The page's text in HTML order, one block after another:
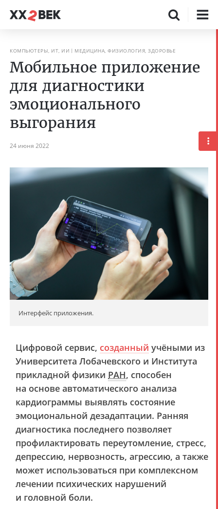
КОМПЬЮТЕРЫ, ИТ, ИИ МЕДИЦИНА, ФИЗИОЛОГИЯ, ЗДОРОВЬЕ
Мобильное приложение
для диагностики
эмоционального
выгорания
24 июня 2022
Интерфейс приложения.
Цифровой сервис, созданный учёными из
Университета Лобачевского и Института
прикладной физики РАН, способен
на основе автоматического анализа
кардиограммы выявлять состояние
эмоциональной дезадаптации. Ранняя
диагностика последнего позволяет
профилактировать переутомление, стресс,
депрессию, нервозность, агрессию, а также
может использоваться при комплексном
лечении психических нарушений
и головной боли.